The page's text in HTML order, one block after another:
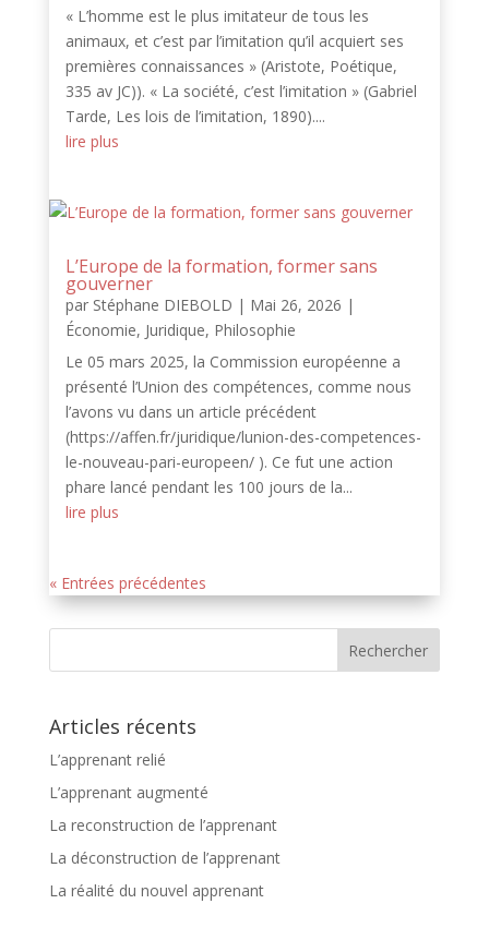
« L’homme est le plus imitateur de tous les
animaux, et c’est par l’imitation qu’il acquiert ses
premières connaissances » (Aristote, Poétique,
335 av JC)). « La société, c’est l’imitation » (Gabriel
Tarde, Les lois de l’imitation, 1890)....
lire plus
L’Europe de la formation, former sans
gouverner
par Stéphane DIEBOLD | Mai 26, 2026 |
Économie, Juridique, Philosophie
Le 05 mars 2025, la Commission européenne a
présenté l’Union des compétences, comme nous
l’avons vu dans un article précédent
(https://affen.fr/juridique/lunion-des-competences-
le-nouveau-pari-europeen/ ). Ce fut une action
phare lancé pendant les 100 jours de la...
lire plus
« Entrées précédentes
Articles récents
L’apprenant relié
L’apprenant augmenté
La reconstruction de l’apprenant
La déconstruction de l’apprenant
La réalité du nouvel apprenant